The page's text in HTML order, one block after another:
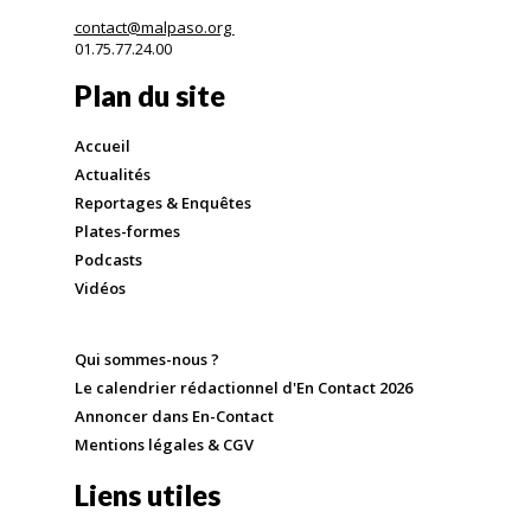
contact@malpaso.org
01.75.77.24.00
Plan du site
Accueil
Actualités
Reportages & Enquêtes
Plates-formes
Podcasts
Vidéos
Qui sommes-nous ?
Le calendrier rédactionnel d'En Contact 2026
Annoncer dans En-Contact
Mentions légales & CGV
Liens utiles